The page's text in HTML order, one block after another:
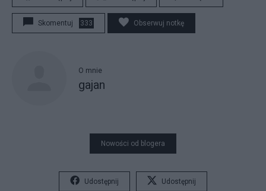
Skomentuj 333 Obserwuj notkę
O mnie
gajan
Nowości od blogera
Udostępnij Udostępnij